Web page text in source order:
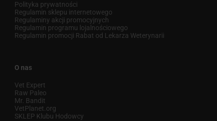
Polityka prywatności
Regulamin sklepu internetowego
Regulaminy akcji promocyjnych
Regulamin programu lojalnościowego
Regulamin promocji Rabat od Lekarza Weterynarii
O nas
Vet Expert
Raw Paleo
Mr. Bandit
VetPlanet.org
SKLEP Klubu Hodowcy